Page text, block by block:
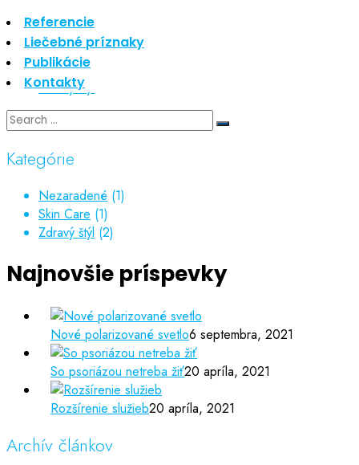
Referencie
Liečebné príznaky
Publikácie
Kontakty
Kategórie
Nezaradené
Skin Care
Zdravý štýl
Kategórie
Nezaradené (1)
Skin Care (1)
Zdravý štýl (2)
Najnovšie príspevky
Nové polarizované svetlo6 septembra, 2021
So psoriázou netreba žiť20 apríla, 2021
Rozšírenie služieb20 apríla, 2021
Archív článkov